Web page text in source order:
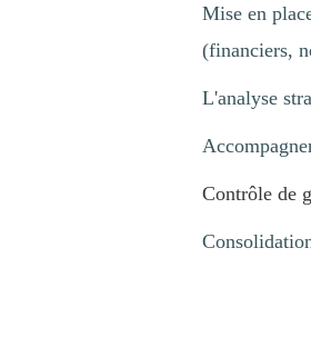
Mise en
(financiers,
L'analyse
Contrôle de